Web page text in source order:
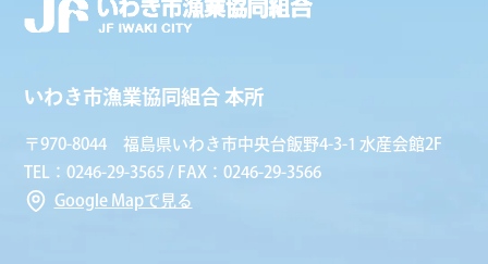
いわき市漁業協同組合 本所
〒970-8044 福島県いわき市中央台飯野4-3-1 水産会館2F
TEL：0246-29-3565 / FAX：0246-29-3566
Google Mapで見る